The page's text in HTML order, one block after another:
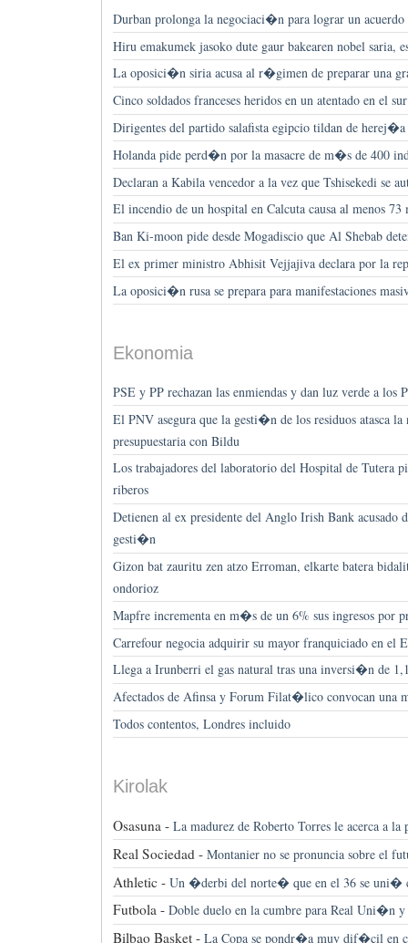
Durban prolonga la negociaci�n para lograr un acuerdo
Hiru emakumek jasoko dute gaur bakearen nobel saria,
La oposici�n siria acusa al r�gimen de preparar una
Cinco soldados franceses heridos en un atentado en el
Dirigentes del partido salafista egipcio tildan de herej�a
Holanda pide perd�n por la masacre de m�s de 400
Declaran a Kabila vencedor a la vez que Tshisekedi se
El incendio de un hospital en Calcuta causa al menos 73
Ban Ki-moon pide desde Mogadiscio que Al Shebab
El ex primer ministro Abhisit Vejjajiva declara por la
La oposici�n rusa se prepara para manifestaciones
Ekonomia
PSE y PP rechazan las enmiendas y dan luz verde a los
El PNV asegura que la gesti�n de los residuos atasca
presupuestaria con Bildu
Los trabajadores del laboratorio del Hospital de Tutera
riberos
Detienen al ex presidente del Anglo Irish Bank acusado
gesti�n
Gizon bat zauritu zen atzo Erroman, elkarte batera
ondorioz
Mapfre incrementa en m�s de un 6% sus ingresos por
Carrefour negocia adquirir su mayor franquiciado en el
Llega a Irunberri el gas natural tras una inversi�n de
Afectados de Afinsa y Forum Filat�lico convocan una
Todos contentos, Londres incluido
Kirolak
Osasuna - La madurez de Roberto Torres le acerca a
Real Sociedad - Montanier no se pronuncia sobre el
Athletic - Un �derbi del norte� que en el 36 se uni�
Futbola - Doble duelo en la cumbre para Real Uni�n
Bilbao Basket - La Copa se pondr�a muy dif�cil en